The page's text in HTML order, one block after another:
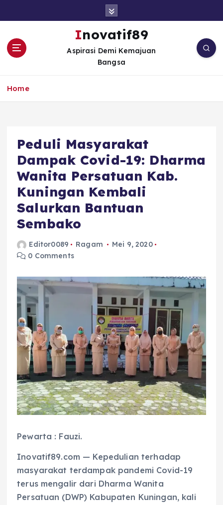
Inovatif89
Aspirasi Demi Kemajuan
Bangsa
Home
Peduli Masyarakat
Dampak Covid-19: Dharma
Wanita Persatuan Kab.
Kuningan Kembali
Salurkan Bantuan
Sembako
Editor0089 Ragam
Mei 9, 2020
0 Comments
Pewarta : Fauzi.
Inovatif89.com — Kepedulia­n terhadap
masyarakat terdampak pandemi Covid-19
terus mengalir dari Dharma Wanita
Persatuan (DWP) Kabupaten Kuningan, kali